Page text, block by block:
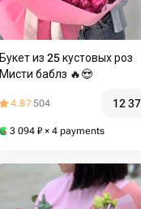
Букет из 25 кустовых роз
Мисти баблз 🔥😍
4.87504 12
3 094 ₽ × 4 payments